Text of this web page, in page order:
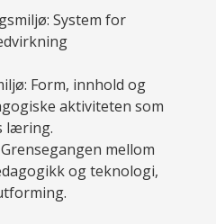
System for
Form, innhold og
aktiviteten som
læring.
mellom
og teknologi,